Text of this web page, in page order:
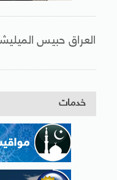
العراق حبيس
خدمات